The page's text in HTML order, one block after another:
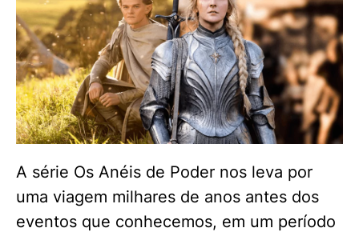
A série Os Anéis de Poder nos leva por
uma viagem milhares de anos antes dos
eventos que conhecemos, em um período